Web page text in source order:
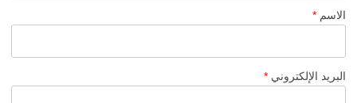
الاسم *
البريد الإلكتروني *